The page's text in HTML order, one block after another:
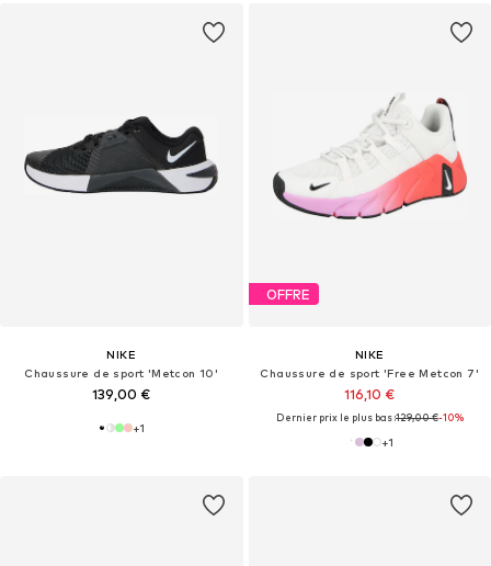
NIKE
Chaussure de sport 'Metcon 10'
139,00 €
+1
OFFRE
NIKE
Chaussure de sport 'Free Metcon 7'
116,10 €
Dernier prix le plus bas :129,00 €-10%
+1